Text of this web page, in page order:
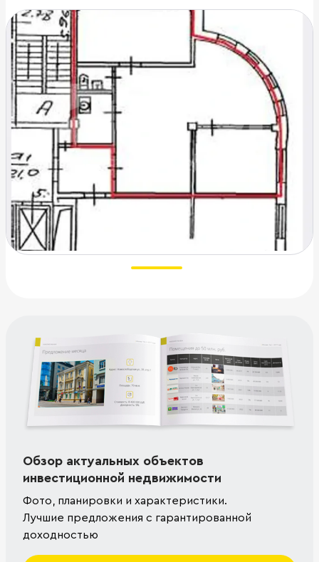
Обзор актуальных объектов
инвестиционной недвижимости
Фото, планировки и характеристики.
Лучшие предложения с гарантированной
доходностью